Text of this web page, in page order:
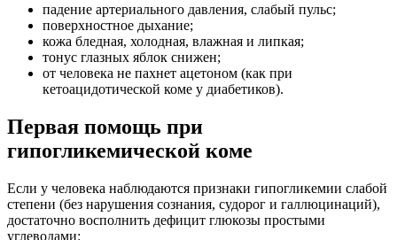
падение артериального давления, слабый пульс;
поверхностное дыхание;
кожа бледная, холодная, влажная и липкая;
тонус глазных яблок снижен;
от человека не пахнет ацетоном (как при
кетоацидотической коме у диабетиков).
Первая помощь при
гипогликемической коме
Если у человека наблюдаются признаки гипогликемии слабой
степени (без нарушения сознания, судорог и галлюцинаций),
достаточно восполнить дефицит глюкозы простыми
углеводами: